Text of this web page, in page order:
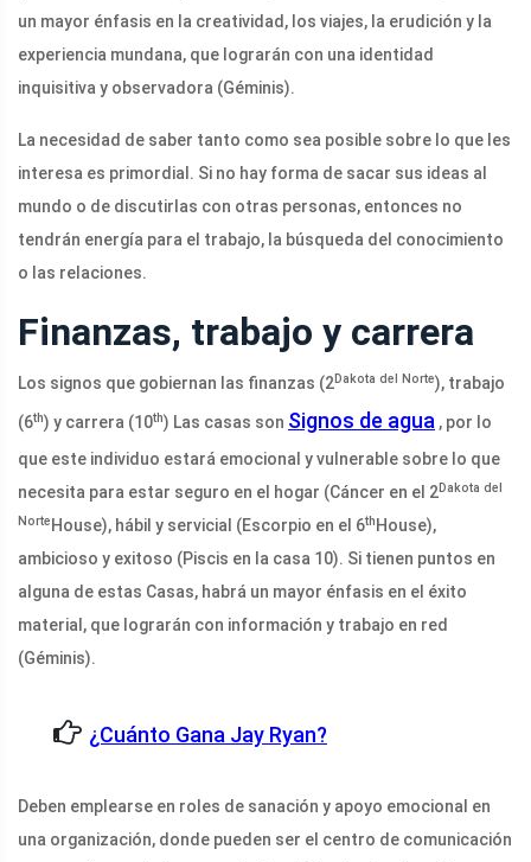
un mayor énfasis en la creatividad, los viajes, la erudición y la
experiencia mundana, que lograrán con una identidad
inquisitiva y observadora (Géminis).
La necesidad de saber tanto como sea posible sobre lo que les
interesa es primordial. Si no hay forma de sacar sus ideas al
mundo o de discutirlas con otras personas, entonces no
tendrán energía para el trabajo, la búsqueda del conocimiento
o las relaciones.
Finanzas, trabajo y carrera
Los signos que gobiernan las finanzas (2Dakota del Norte), trabajo
(6th) y carrera (10th) Las casas son Signos de agua , por lo
que este individuo estará emocional y vulnerable sobre lo que
necesita para estar seguro en el hogar (Cáncer en el 2Dakota del
Norte House), hábil y servicial (Escorpio en el 6th House),
ambicioso y exitoso (Piscis en la casa 10). Si tienen puntos en
alguna de estas Casas, habrá un mayor énfasis en el éxito
material, que lograrán con información y trabajo en red
(Géminis).
¿Cuánto Gana Jay Ryan?
Deben emplearse en roles de sanación y apoyo emocional en
una organización, donde pueden ser el centro de comunicación